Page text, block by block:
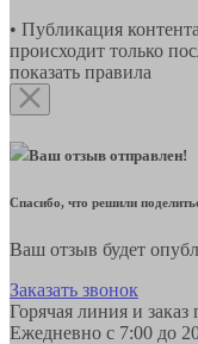
• Публикация
происходит только
показать правила
Ваш отзыв отправлен!
Спасибо, что решили
Ваш отзыв будет
Заказать звонок
Горячая линия и заказ
Ежедневно с 7:00 до